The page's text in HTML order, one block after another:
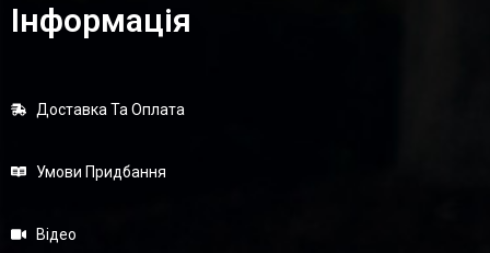
Інформація
Доставка Та Оплата
Умови Придбання
Відео